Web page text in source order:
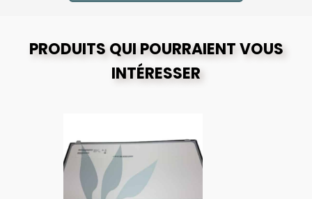
PRODUITS QUI POURRAIENT VOUS
INTÉRESSER